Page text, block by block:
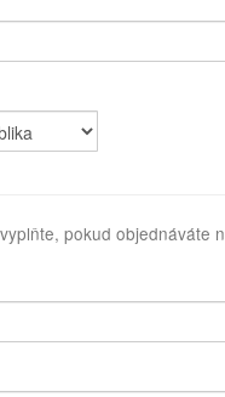
pokud objednáváte